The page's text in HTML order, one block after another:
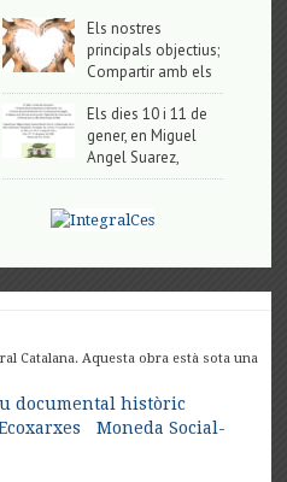
Els nostres
principals objectius;
Compartir amb els
Els dies 10 i 11 de
gener, en Miguel
Angel Suarez,
Catalana. Aquesta obra està sota una
documental històric
Moneda Social-